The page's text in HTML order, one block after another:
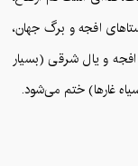
افجه و برگ ‌جهان،
و یال شرقی (بسیار
‌غارها) ختم می‌شود.